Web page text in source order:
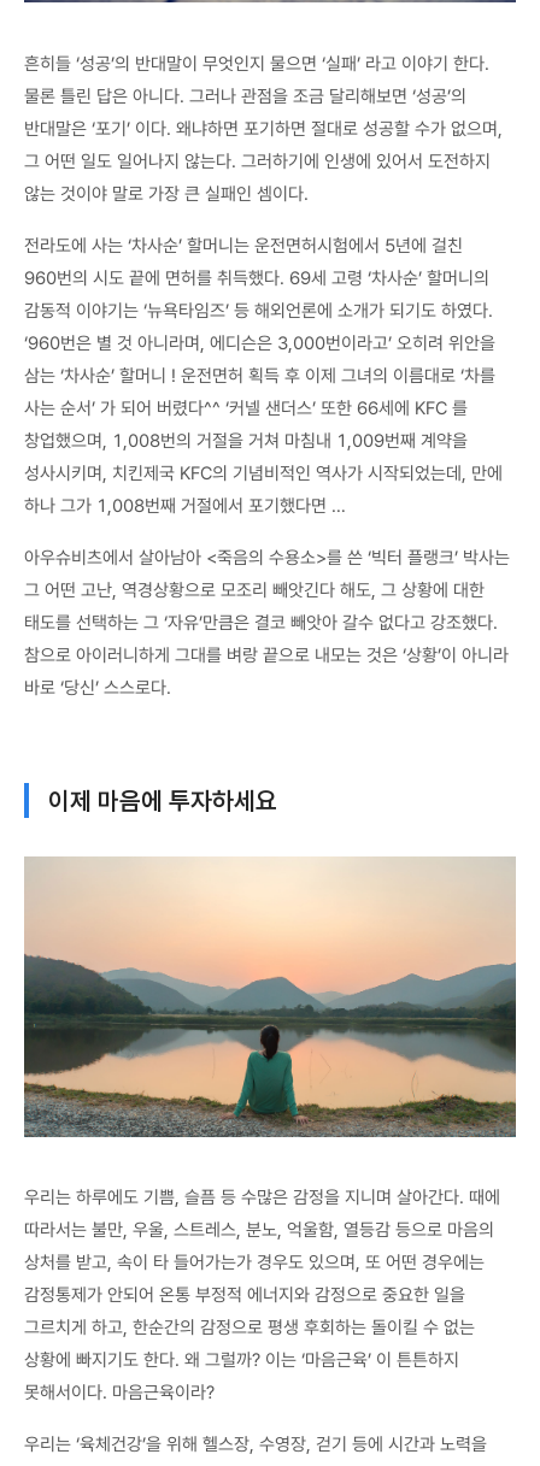
흔히들 ‘성공’의 반대말이 무엇인지 물으면 ‘실패’ 라고 이야기 한다.
물론 틀린 답은 아니다. 그러나 관점을 조금 달리해보면 ‘성공’의
반대말은 ‘포기’ 이다. 왜냐하면 포기하면 절대로 성공할 수가 없으며,
그 어떤 일도 일어나지 않는다. 그러하기에 인생에 있어서 도전하지
않는 것이야 말로 가장 큰 실패인 셈이다.
전라도에 사는 ‘차사순’ 할머니는 운전면허시험에서 5년에 걸친
960번의 시도 끝에 면허를 취득했다. 69세 고령 ‘차사순’ 할머니의
감동적 이야기는 ‘뉴욕타임즈’ 등 해외언론에 소개가 되기도 하였다.
‘960번은 별 것 아니라며, 에디슨은 3,000번이라고’ 오히려 위안을
삼는 ‘차사순’ 할머니 ! 운전면허 획득 후 이제 그녀의 이름대로 ‘차를
사는 순서’ 가 되어 버렸다^^ ‘커넬 샌더스’ 또한 66세에 KFC 를
창업했으며, 1,008번의 거절을 거쳐 마침내 1,009번째 계약을
성사시키며, 치킨제국 KFC의 기념비적인 역사가 시작되었는데, 만에
하나 그가 1,008번째 거절에서 포기했다면 …
아우슈비츠에서 살아남아 <죽음의 수용소>를 쓴 ‘빅터 플랭크’ 박사는
그 어떤 고난, 역경상황으로 모조리 빼앗긴다 해도, 그 상황에 대한
태도를 선택하는 그 ‘자유’만큼은 결코 빼앗아 갈수 없다고 강조했다.
참으로 아이러니하게 그대를 벼랑 끝으로 내모는 것은 ‘상황’이 아니라
바로 ‘당신’ 스스로다.
이제 마음에 투자하세요
우리는 하루에도 기쁨, 슬픔 등 수많은 감정을 지니며 살아간다. 때에
따라서는 불만, 우울, 스트레스, 분노, 억울함, 열등감 등으로 마음의
상처를 받고, 속이 타 들어가는가 경우도 있으며, 또 어떤 경우에는
감정통제가 안되어 온통 부정적 에너지와 감정으로 중요한 일을
그르치게 하고, 한순간의 감정으로 평생 후회하는 돌이킬 수 없는
상황에 빠지기도 한다. 왜 그럴까? 이는 ‘마음근육’ 이 튼튼하지
못해서이다. 마음근육이라?
우리는 ‘육체건강’을 위해 헬스장, 수영장, 걷기 등에 시간과 노력을